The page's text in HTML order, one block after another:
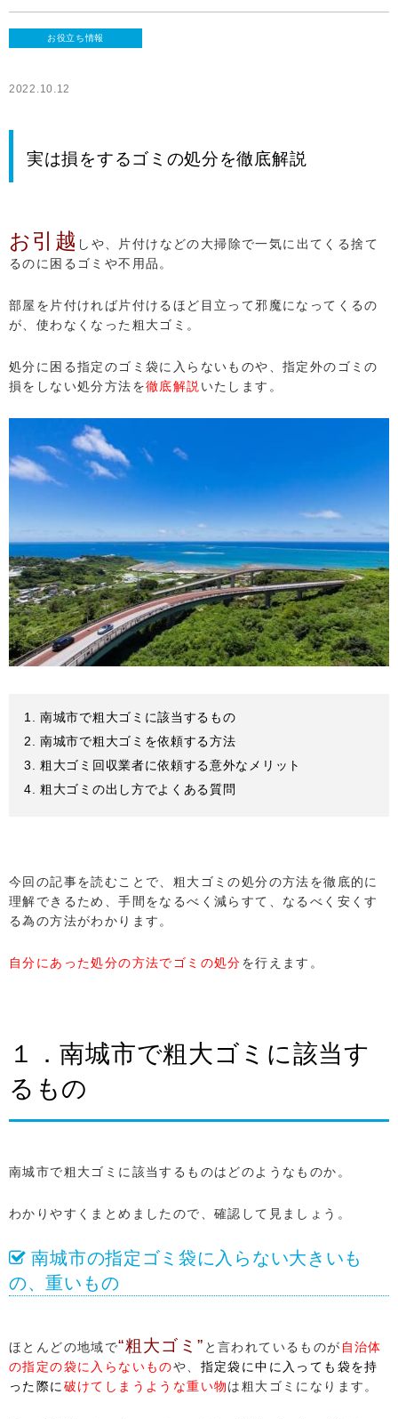
お役立ち情報
2022.10.12
実は損をするゴミの処分を徹底解説
お引越 しや、片付けなどの大掃除で一気に出てくる捨て
るのに困るゴミや不用品。
部屋を片付ければ片付けるほど目立って邪魔になってくるの
が、使わなくなった粗大ゴミ。
処分に困る指定のゴミ袋に入らないものや、指定外のゴミの
損をしない処分方法を徹底解説 いたします。
南城市で粗大ゴミに該当するもの
南城市で粗大ゴミを依頼する方法
粗大ゴミ回収業者に依頼する意外なメリット
粗大ゴミの出し方でよくある質問
今回の記事を読むことで、粗大ゴミの処分の方法を徹底的に
理解できるため、手間をなるべく減らすて、なるべく安くす
る為の方法がわかります。
自分にあった処分の方法でゴミの処分を行えます。
１．南城市で粗大ゴミに該当す
るもの
南城市で粗大ゴミに該当するものはどのようなものか。
わかりやすくまとめましたので、確認して見ましょう。
南城市の指定ゴミ袋に入らない大きいも
の、重いもの
ほとんどの地域で“粗大ゴミ” と言われているものが 自治体
の指定の袋に入らないものや、 指定袋に中に入っても袋を持
った際に 破けてしまうような重い物は粗大ゴミになります。